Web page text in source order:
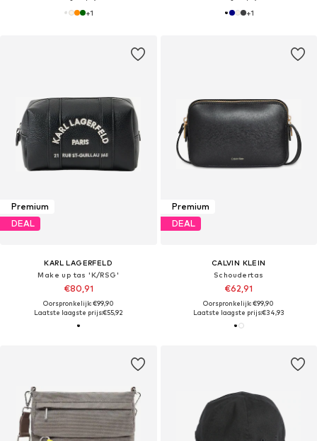
+1 +1
Premium
DEAL
KARL LAGERFELD
Make up tas 'K/RSG'
€80,91
Oorspronkelijk: €99,90
Laatste laagste prijs:€55,92
Premium
DEAL
CALVIN KLEIN
Schoudertas
€62,91
Oorspronkelijk: €99,90
Laatste laagste prijs:€34,93